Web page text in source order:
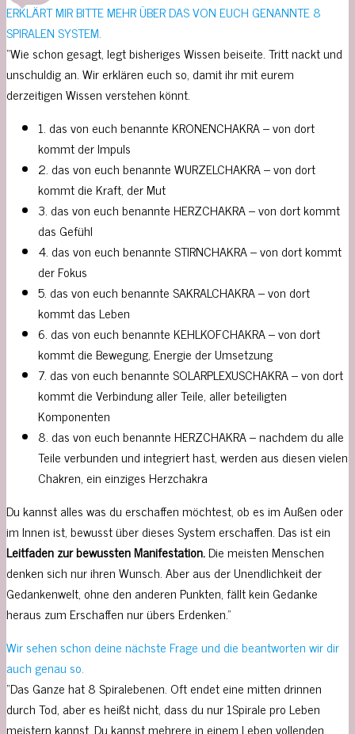
ERKLÄRT MIR BITTE MEHR ÜBER DAS VON EUCH GENANNTE 8
SPIRALEN SYSTEM.
“Wie schon gesagt, legt bisheriges Wissen beiseite. Tritt nackt und
unschuldig an. Wir erklären euch so, damit ihr mit eurem
derzeitigen Wissen verstehen könnt.
1. das von euch benannte KRONENCHAKRA – von dort
kommt der Impuls
2. das von euch benannte WURZELCHAKRA – von dort
kommt die Kraft, der Mut
3. das von euch benannte HERZCHAKRA – von dort kommt
das Gefühl
4. das von euch benannte STIRNCHAKRA – von dort kommt
der Fokus
5. das von euch benannte SAKRALCHAKRA – von dort
kommt das Leben
6. das von euch benannte KEHLKOFCHAKRA – von dort
kommt die Bewegung, Energie der Umsetzung
7. das von euch benannte SOLARPLEXUSCHAKRA – von dort
kommt die Verbindung aller Teile, aller beteiligten
Komponenten
8. das von euch benannte HERZCHAKRA – nachdem du alle
Teile verbunden und integriert hast, werden aus diesen vielen
Chakren, ein einziges Herzchakra
Du kannst alles was du erschaffen möchtest, ob es im Außen oder
im Innen ist, bewusst über dieses System erschaffen. Das ist ein
Leitfaden zur bewussten Manifestation.Die meisten Menschen
denken sich nur ihren Wunsch. Aber aus der Unendlichkeit der
Gedankenwelt, ohne den anderen Punkten, fällt kein Gedanke
heraus zum Erschaffen nur übers Erdenken.”
Wir sehen schon deine nächste Frage und die beantworten wir dir
auch genau so.
“Das Ganze hat 8 Spiralebenen. Oft endet eine mitten drinnen
durch Tod, aber es heißt nicht, dass du nur 1Spirale pro Leben
meistern kannst. Du kannst mehrere in einem Leben vollenden,